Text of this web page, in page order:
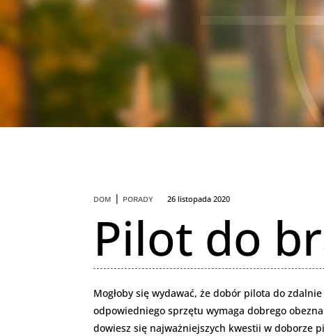
DOM | PORADY 26 listopada 2020
Pilot do
Mogłoby się wydawać, że dobór pilota do
odpowiedniego sprzętu wymaga dobrego
dowiesz się najważniejszych kwestii w doborze